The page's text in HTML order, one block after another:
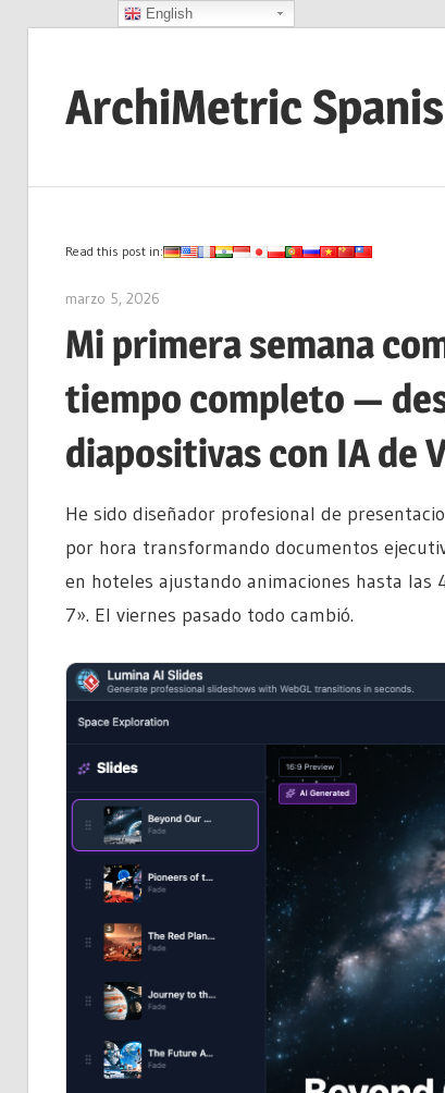
contenido
ArchiMetric
Dev
Scrum,
More
Read this post in:
marzo 5, 2026
Mi primera semana
tiempo completo —
diapositivas con IA de
He sido diseñador profesional de
por hora transformando documentos
en hoteles ajustando animaciones hasta las
7». El viernes pasado todo cambió.
English